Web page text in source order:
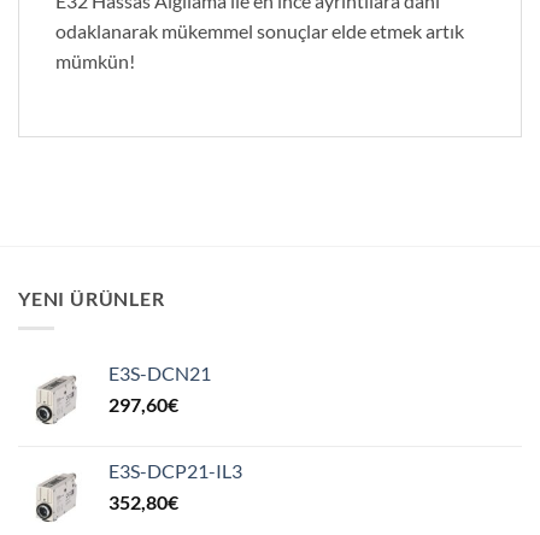
odaklanarak mükemmel sonuçlar elde etmek artık
mümkün!
YENI ÜRÜNLER
E3S-DCN21
297,60€
E3S-DCP21-IL3
352,80€